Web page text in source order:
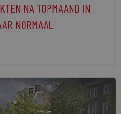
NA TOPMAAND IN
NORMAAL